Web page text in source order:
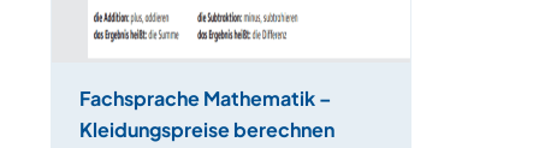
Fachsprache Mathematik –
Kleidungspreise berechnen